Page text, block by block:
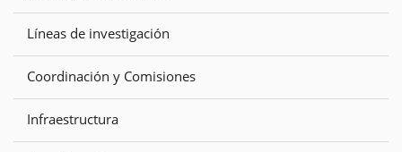
Líneas de investigación
Coordinación y Comisiones
Infraestructura